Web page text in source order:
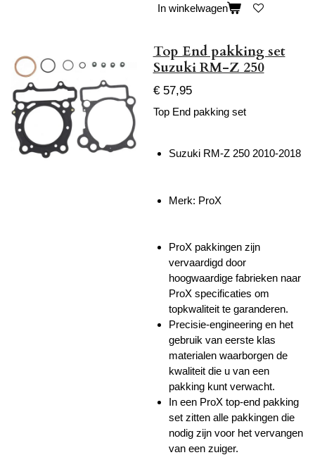
In winkelwagen
Top End pakking set
Suzuki RM-Z 250
€ 57,95
Top End pakking set
Suzuki RM-Z 250 2010-2018
Merk: ProX
ProX pakkingen zijn
vervaardigd door
hoogwaardige fabrieken naar
ProX specificaties om
topkwaliteit te garanderen.
Precisie-engineering en het
gebruik van eerste klas
materialen waarborgen de
kwaliteit die u van een
pakking kunt verwacht.
In een ProX top-end pakking
set zitten alle pakkingen die
nodig zijn voor het vervangen
van een zuiger.